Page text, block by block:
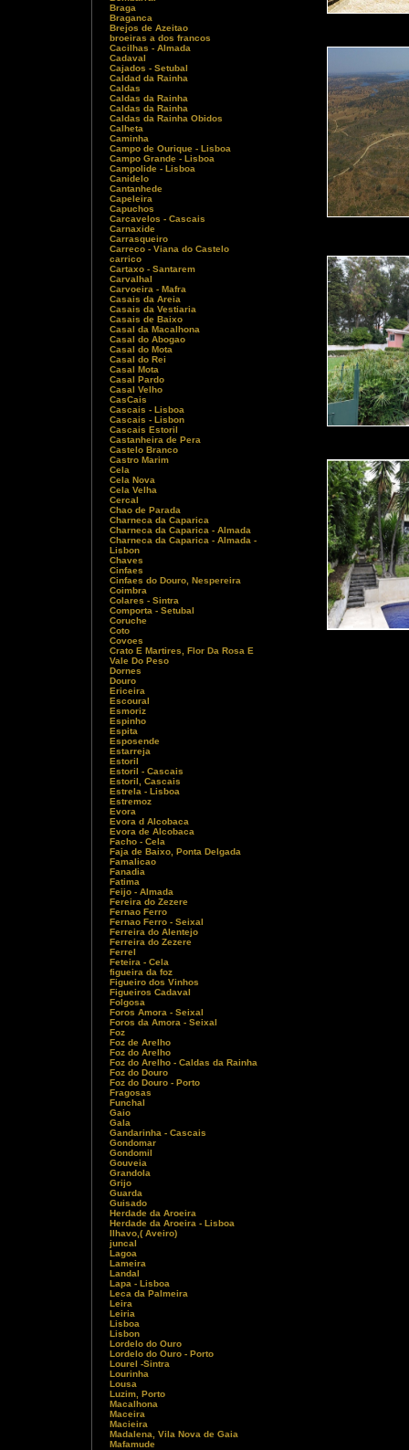
Braga
Braganca
Brejos de Azeitao
broeiras a dos francos
Cacilhas - Almada
Cadaval
Cajados - Setubal
Caldad da Rainha
Caldas
Caldas da Rainha
Caldas da Rainha
Caldas da Rainha Obidos
Calheta
Caminha
Campo de Ourique - Lisboa
Campo Grande - Lisboa
Campolide - Lisboa
Canidelo
Cantanhede
Capeleira
Capuchos
Carcavelos - Cascais
Carnaxide
Carrasqueiro
Carreco - Viana do Castelo
carrico
Cartaxo - Santarem
Carvalhal
Carvoeira - Mafra
Casais da Areia
Casais da Vestiaria
Casais de Baixo
Casal da Macalhona
Casal do Abogao
Casal do Mota
Casal do Rei
Casal Mota
Casal Pardo
Casal Velho
CasCais
Cascais - Lisboa
Cascais - Lisbon
Cascais Estoril
Castanheira de Pera
Castelo Branco
Castro Marim
Cela
Cela Nova
Cela Velha
Cercal
Chao de Parada
Charneca da Caparica
Charneca da Caparica - Almada
Charneca da Caparica - Almada -
Lisbon
Chaves
Cinfaes
Cinfaes do Douro, Nespereira
Coimbra
Colares - Sintra
Comporta - Setubal
Coruche
Coto
Covoes
Crato E Martires, Flor Da Rosa E
Vale Do Peso
Dornes
Douro
Ericeira
Escoural
Esmoriz
Espinho
Espita
Esposende
Estarreja
Estoril
Estoril - Cascais
Estoril, Cascais
Estrela - Lisboa
Estremoz
Evora
Evora d Alcobaca
Evora de Alcobaca
Facho - Cela
Faja de Baixo, Ponta Delgada
Famalicao
Fanadia
Fatima
Feijo - Almada
Fereira do Zezere
Fernao Ferro
Fernao Ferro - Seixal
Ferreira do Alentejo
Ferreira do Zezere
Ferrel
Feteira - Cela
figueira da foz
Figueiro dos Vinhos
Figueiros Cadaval
Folgosa
Foros Amora - Seixal
Foros da Amora - Seixal
Foz
Foz de Arelho
Foz do Arelho
Foz do Arelho - Caldas da Rainha
Foz do Douro
Foz do Douro - Porto
Fragosas
Funchal
Gaio
Gala
Gandarinha - Cascais
Gondomar
Gondomil
Gouveia
Grandola
Grijo
Guarda
Guisado
Herdade da Aroeira
Herdade da Aroeira - Lisboa
Ilhavo,( Aveiro)
juncal
Lagoa
Lameira
Landal
Lapa - Lisboa
Leca da Palmeira
Leira
Leiria
Lisboa
Lisbon
Lordelo do Ouro
Lordelo do Ouro - Porto
Lourel -Sintra
Lourinha
Lousa
Luzim, Porto
Macalhona
Maceira
Macieira
Madalena, Vila Nova de Gaia
Mafamude